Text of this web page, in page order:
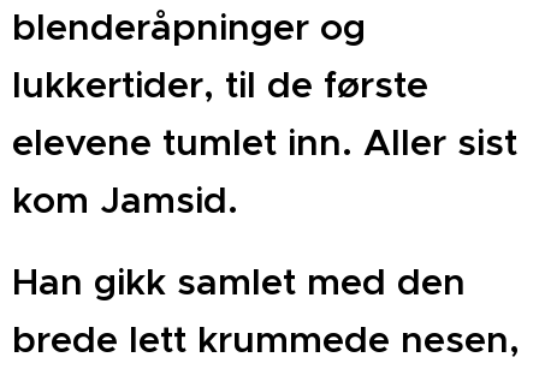
blenderåpninger og
lukkertider, til de første
elevene tumlet inn. Aller sist
kom Jamsid.
Han gikk samlet med den
brede lett krummede nesen,